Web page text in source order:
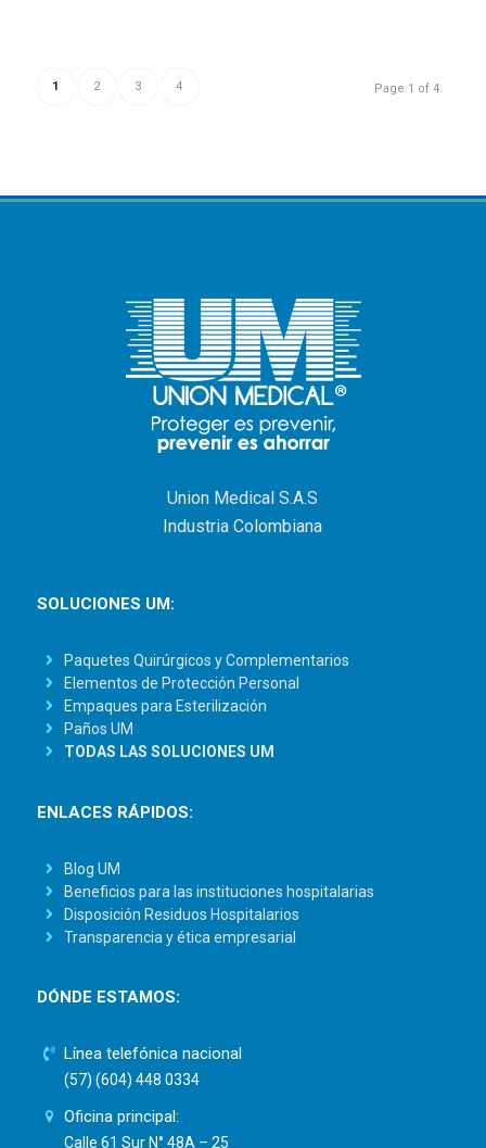
Page 1 of 4
1 2 3 4
Union Medical S.A.S
Industria Colombiana
SOLUCIONES UM:
Paquetes Quirúrgicos y Complementarios
Elementos de Protección Personal
Empaques para Esterilización
Paños UM
TODAS LAS SOLUCIONES UM
ENLACES RÁPIDOS:
Blog UM
Beneficios para las instituciones hospitalarias
Disposición Residuos Hospitalarios
Transparencia y ética empresarial
DÓNDE ESTAMOS:
Línea telefónica nacional
(57) (604) 448 0334
Oficina principal:
Calle 61 Sur N° 48A – 25